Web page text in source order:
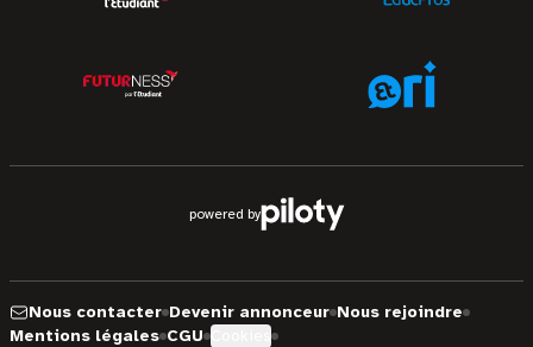
powered by
Nous contacter Devenir annonceur Nous rejoindre
Mentions légales CGU